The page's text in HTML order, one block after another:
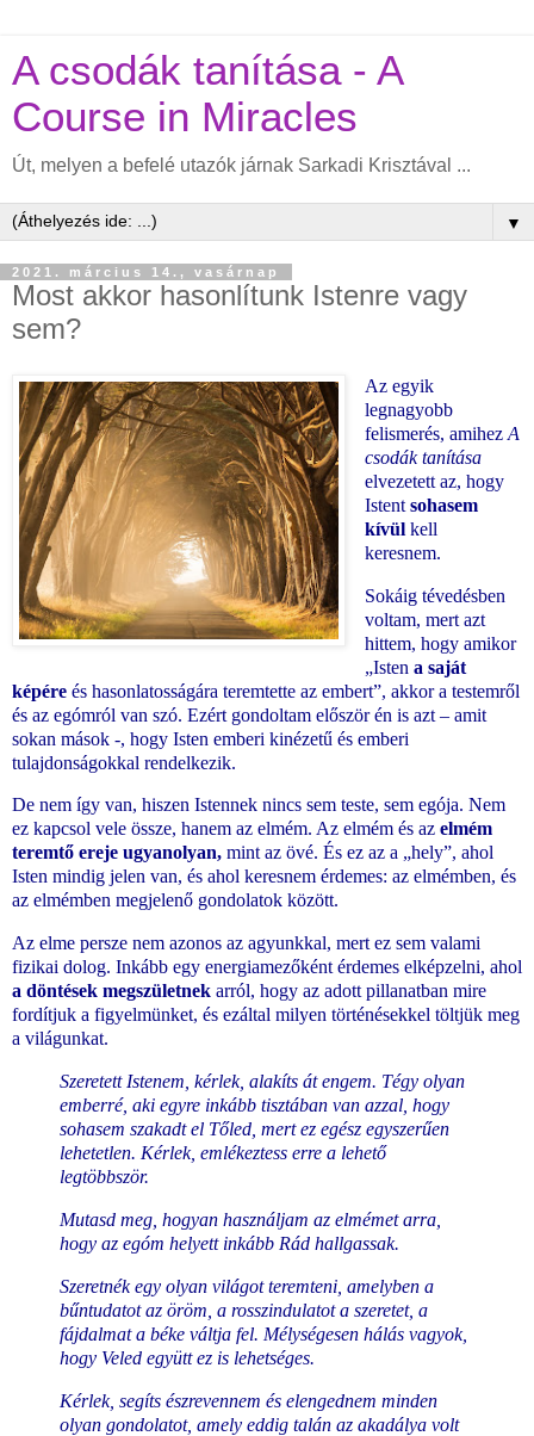
A csodák tanítása - A
Course in Miracles
Út, melyen a befelé utazók járnak Sarkadi Krisztával ...
▼
2021. március 14., vasárnap
Most akkor hasonlítunk Istenre vagy
sem?
Az egyik
legnagyobb
felismerés, amihez A
csodák tanítása
elvezetett az, hogy
Istent sohasem
kívül kell
keresnem.
Sokáig tévedésben
voltam, mert azt
hittem, hogy amikor
„Isten a saját
képére és hasonlatosságára teremtette az embert”, akkor a testemről
és az egómról van szó. Ezért gondoltam először én is azt – amit
sokan mások -, hogy Isten emberi kinézetű és emberi
tulajdonságokkal rendelkezik.
De nem így van, hiszen Istennek nincs sem teste, sem egója. Nem
ez kapcsol vele össze, hanem az elmém. Az elmém és az elmém
teremtő ereje ugyanolyan, mint az övé. És ez az a „hely”, ahol
Isten mindig jelen van, és ahol keresnem érdemes: az elmémben, és
az elmémben megjelenő gondolatok között.
Az elme persze nem azonos az agyunkkal, mert ez sem valami
fizikai dolog. Inkább egy energiamezőként érdemes elképzelni, ahol
a döntések megszületnek arról, hogy az adott pillanatban mire
fordítjuk a figyelmünket, és ezáltal milyen történésekkel töltjük meg
a világunkat.
Szeretett Istenem, kérlek, alakíts át engem. Tégy olyan
emberré, aki egyre inkább tisztában van azzal, hogy
sohasem szakadt el Tőled, mert ez egész egyszerűen
lehetetlen. Kérlek, emlékeztess erre a lehető
legtöbbször.
Mutasd meg, hogyan használjam az elmémet arra,
hogy az egóm helyett inkább Rád hallgassak.
Szeretnék egy olyan világot teremteni, amelyben a
bűntudatot az öröm, a rosszindulatot a szeretet, a
fájdalmat a béke váltja fel. Mélységesen hálás vagyok,
hogy Veled együtt ez is lehetséges.
Kérlek, segíts észrevennem és elengednem minden
olyan gondolatot, amely eddig talán az akadálya volt